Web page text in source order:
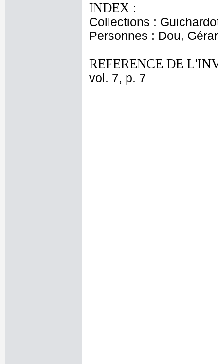
INDEX :
Collections :
Personnes : Dou,
REFERENCE DE
vol. 7, p. 7